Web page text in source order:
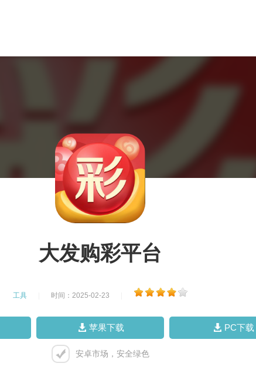
大发购彩平台
工具 时间：2025-02-23
苹果下载 PC下载
安卓市场，安全绿色